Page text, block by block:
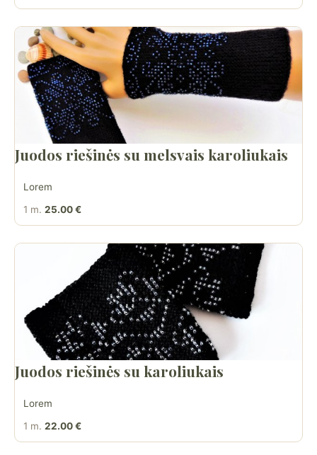
Juodos riešinės su melsvais karoliukais
Lorem
1 m. 25.00 €
Juodos riešinės su karoliukais
Lorem
1 m. 22.00 €